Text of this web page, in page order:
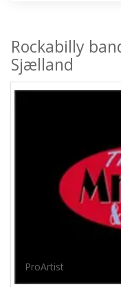
Rockabilly
Sjælland
ProArtist